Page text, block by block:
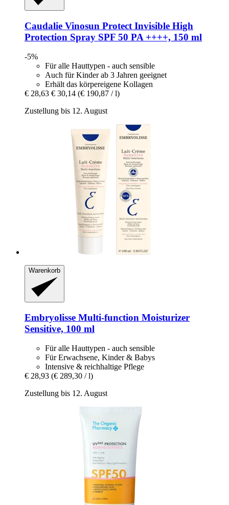
Caudalie Vinosun Protect Invisible High
Protection Spray SPF 50 PA ++++, 150 ml
-5%
Für alle Hauttypen - auch sensible
Auch für Kinder ab 3 Jahren geeignet
Erhält das körpereigene Kollagen
€ 28,63 € 30,14 (€ 190,87 / l)
Zustellung bis 12. August
Warenkorb
Embryolisse Multi-​function Moisturizer
Sensitive, 100 ml
Für alle Hauttypen - auch sensible
Für Erwachsene, Kinder & Babys
Intensive & reichhaltige Pflege
€ 28,93 (€ 289,30 / l)
Zustellung bis 12. August